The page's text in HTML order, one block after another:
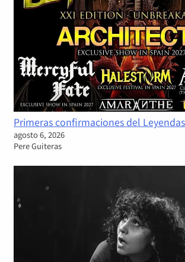
Primeras confirmaciones del
agosto 6, 2026
Pere Guiteras